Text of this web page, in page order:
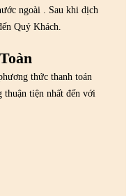
ngoài . Sau khi dịch
Quý Khách.
thức thanh toán
thuận tiện nhất đến với